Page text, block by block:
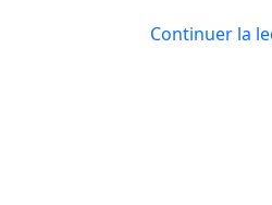
Continuer la